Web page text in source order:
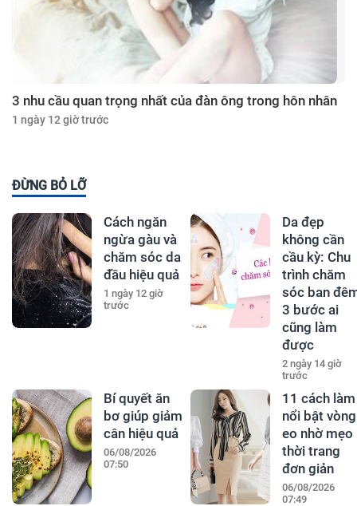
3 nhu cầu quan trọng nhất của đàn ông trong hôn nhân
1 ngày 12 giờ trước
ĐỪNG BỎ LỠ
Cách ngăn
ngừa gàu và
chăm sóc da
đầu hiệu quả
1 ngày 12 giờ
trước
Da đẹp
không cần
cầu kỳ: Chu
trình chăm
sóc ban
3 bước ai
cũng làm
được
2 ngày 14 giờ
trước
Bí quyết ăn
bơ giúp giảm
cân hiệu quả
06/08/2026
07:50
11 cách làm
nổi bật vòng
eo nhờ mẹo
thời trang
đơn giản
06/08/2026
07:49